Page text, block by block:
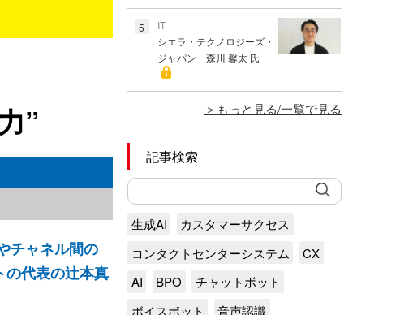
”
チャネル間の
の代表の辻本真
5
IT
シエラ・テクノロジーズ・
ジャパン 森川 馨太 氏
もっと見る/一覧で見る
記事検索
生成AI
カスタマーサクセス
コンタクトセンターシステム
CX
AI
BPO
チャットボット
ボイスボット
音声認識